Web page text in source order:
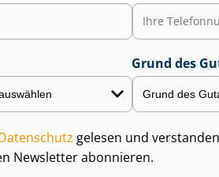
Grund des
gelesen und
Newsletter abonnieren.